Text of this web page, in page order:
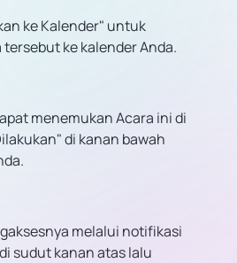
ke Kalender" untuk
ke kalender Anda.
menemukan Acara ini di
di kanan bawah
melalui notifikasi
sudut kanan atas lalu